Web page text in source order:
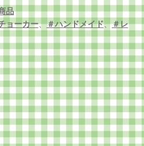
品
ョーカー、＃ハンドメイド、＃レ